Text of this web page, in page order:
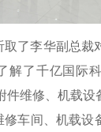
取了李华副总裁
解了千亿国际
件维修、机载设
修车间、机载设